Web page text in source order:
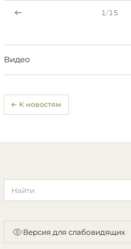
1/15
Видео
← К новостям
Версия для слабовидящих